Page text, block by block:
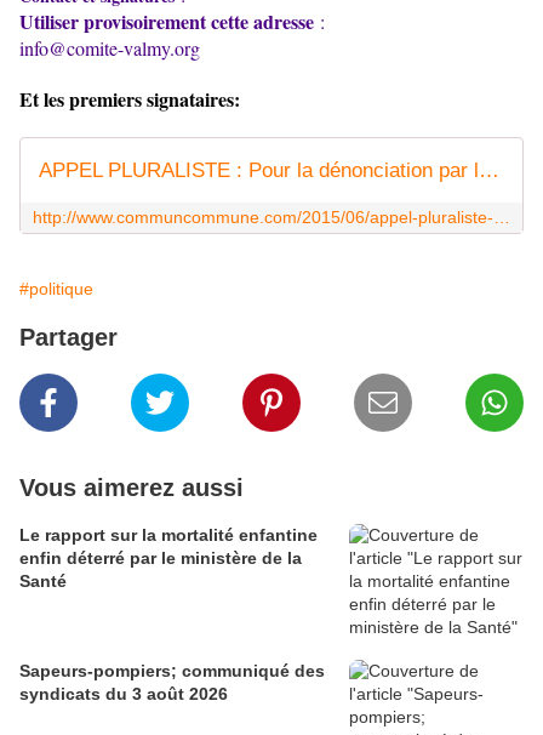
Utiliser provisoirement cette adresse :
info@comite-valmy.org
Et les premiers signataires:
APPEL PLURALISTE : Pour la dénonciation par la France du traité de l'Atlantique Nord et le retrait de ses armées du commandement intégré (mise à jour 2 septembre 2015) - Commun COMMUNE [El Diablo]
#politique
Partager
Vous aimerez aussi
Le rapport sur la mortalité enfantine
enfin déterré par le ministère de la
Santé
Sapeurs-pompiers; communiqué des
syndicats du 3 août 2026